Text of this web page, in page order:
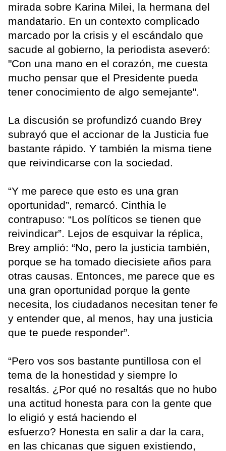
mirada sobre Karina Milei, la hermana del
mandatario. En un contexto complicado
marcado por la crisis y el escándalo que
sacude al gobierno, la periodista aseveró:
"Con una mano en el corazón, me cuesta
mucho pensar que el Presidente pueda
tener conocimiento de algo semejante".
La discusión se profundizó cuando Brey
subrayó que el accionar de la Justicia fue
bastante rápido. Y también la misma tiene
que reivindicarse con la sociedad.
“Y me parece que esto es una gran
oportunidad”, remarcó. Cinthia le
contrapuso: “Los políticos se tienen que
reivindicar”. Lejos de esquivar la réplica,
Brey amplió: “No, pero la justicia también,
porque se ha tomado diecisiete años para
otras causas. Entonces, me parece que es
una gran oportunidad porque la gente
necesita, los ciudadanos necesitan tener fe
y entender que, al menos, hay una justicia
que te puede responder”.
“Pero vos sos bastante puntillosa con el
tema de la honestidad y siempre lo
resaltás. ¿Por qué no resaltás que no hubo
una actitud honesta para con la gente que
lo eligió y está haciendo el
esfuerzo? Honesta en salir a dar la cara,
en las chicanas que siguen existiendo,